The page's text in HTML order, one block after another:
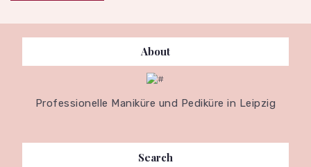
About
Professionelle Maniküre und Pediküre in Leipzig
Search